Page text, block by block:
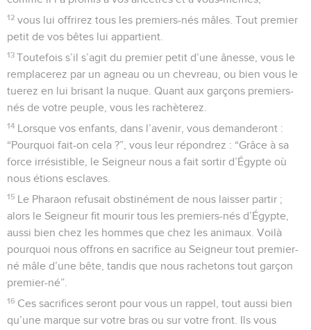
12 vous lui offrirez tous les premiers-nés mâles. Tout premier
petit de vos bêtes lui appartient.
13 Toutefois s’il s’agit du premier petit d’une ânesse, vous le
remplacerez par un agneau ou un chevreau, ou bien vous le
tuerez en lui brisant la nuque. Quant aux garçons premiers-
nés de votre peuple, vous les rachèterez.
14 Lorsque vos enfants, dans l’avenir, vous demanderont :
“Pourquoi fait-on cela ?”, vous leur répondrez : “Grâce à sa
force irrésistible, le Seigneur nous a fait sortir d’Égypte où
nous étions esclaves.
15 Le Pharaon refusait obstinément de nous laisser partir ;
alors le Seigneur fit mourir tous les premiers-nés d’Égypte,
aussi bien chez les hommes que chez les animaux. Voilà
pourquoi nous offrons en sacrifice au Seigneur tout premier-
né mâle d’une bête, tandis que nous rachetons tout garçon
premier-né”.
16 Ces sacrifices seront pour vous un rappel, tout aussi bien
qu’une marque sur votre bras ou sur votre front. Ils vous